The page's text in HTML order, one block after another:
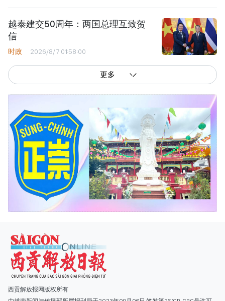
越泰建交50周年：两国总理互致贺
信
时政 2026/8/7 01:58:00
更多
西贡解放报网版权所有
由越南新闻与传播部所属报刊局于2023年09月06日 签发第26/GP-CBC号许可
副总编辑: 阮玉英、范文长、裴氏红霜、张德义、范氏云英、杨文光、阮德显、
阮克强、陈嘉宝
主编: 阮玉英
社址: 胡志明市棋盘坊阮氏明开街432-434号
总台: (028) 39294091 - 转 060
热线: 096.558.1888